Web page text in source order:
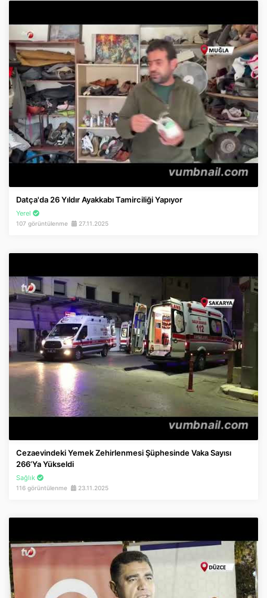
Datça'da 26 Yıldır Ayakkabı Tamirciliği Yapıyor
Yerel
107 görüntülenme 27.11.2025
Cezaevindeki Yemek Zehirlenmesi Şüphesinde Vaka Sayısı
266’ya Yükseldi
Sağlık
116 görüntülenme 23.11.2025